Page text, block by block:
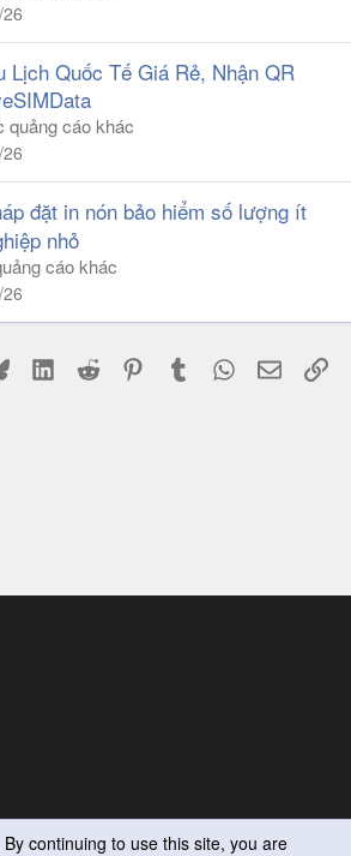
Lịch Quốc Tế Giá Rẻ, Nhận QR
quảng cáo khác
đặt in nón bảo hiểm số lượng ít
nhỏ
cáo khác
BlueskyLinkedIn
Reddit PinterestTumblr WhatsApp
Email
continuing to use this site, you are